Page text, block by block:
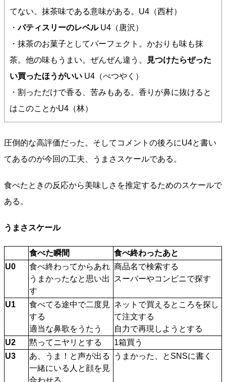
てない。抹茶味である意味がある。U4（西村）
・パティスリーのレベルU4（唐沢）
・抹茶のお菓子としてパーフェクト。かおりも味も抹
茶。他の味もうまい。ぜんぜん違う。
見つけたらぜった
い買ったほうがいい U4（べつやく）
・割っただけで香る、苦みもある。香りが鼻に抜けると
はこのことかU4（林）
圧倒的な高評価だった。そしてコメントの後ろにU4と書い
てあるのが今回の工夫、うまさスケールである。
食べたときの反応から美味しさを推定するためのスケールで
ある。
うまさスケール
食べた瞬間
食べ終わったあと
U0
食べ終わってからあれ
うまかったなと思い出
す
商品名で検索する
スーパーやコンビニで探す
U1
食べてる途中で二度見
する
適当な鼻歌をうたう
ネットで買えるところを探し
て注文する
自力で再現しようとする
U2
黙ってニヤリとする
1箱買う
U3
あ、うま！と声が出る
一緒にいる人と顔を見
合わせる
うまかった、とSNSに書く